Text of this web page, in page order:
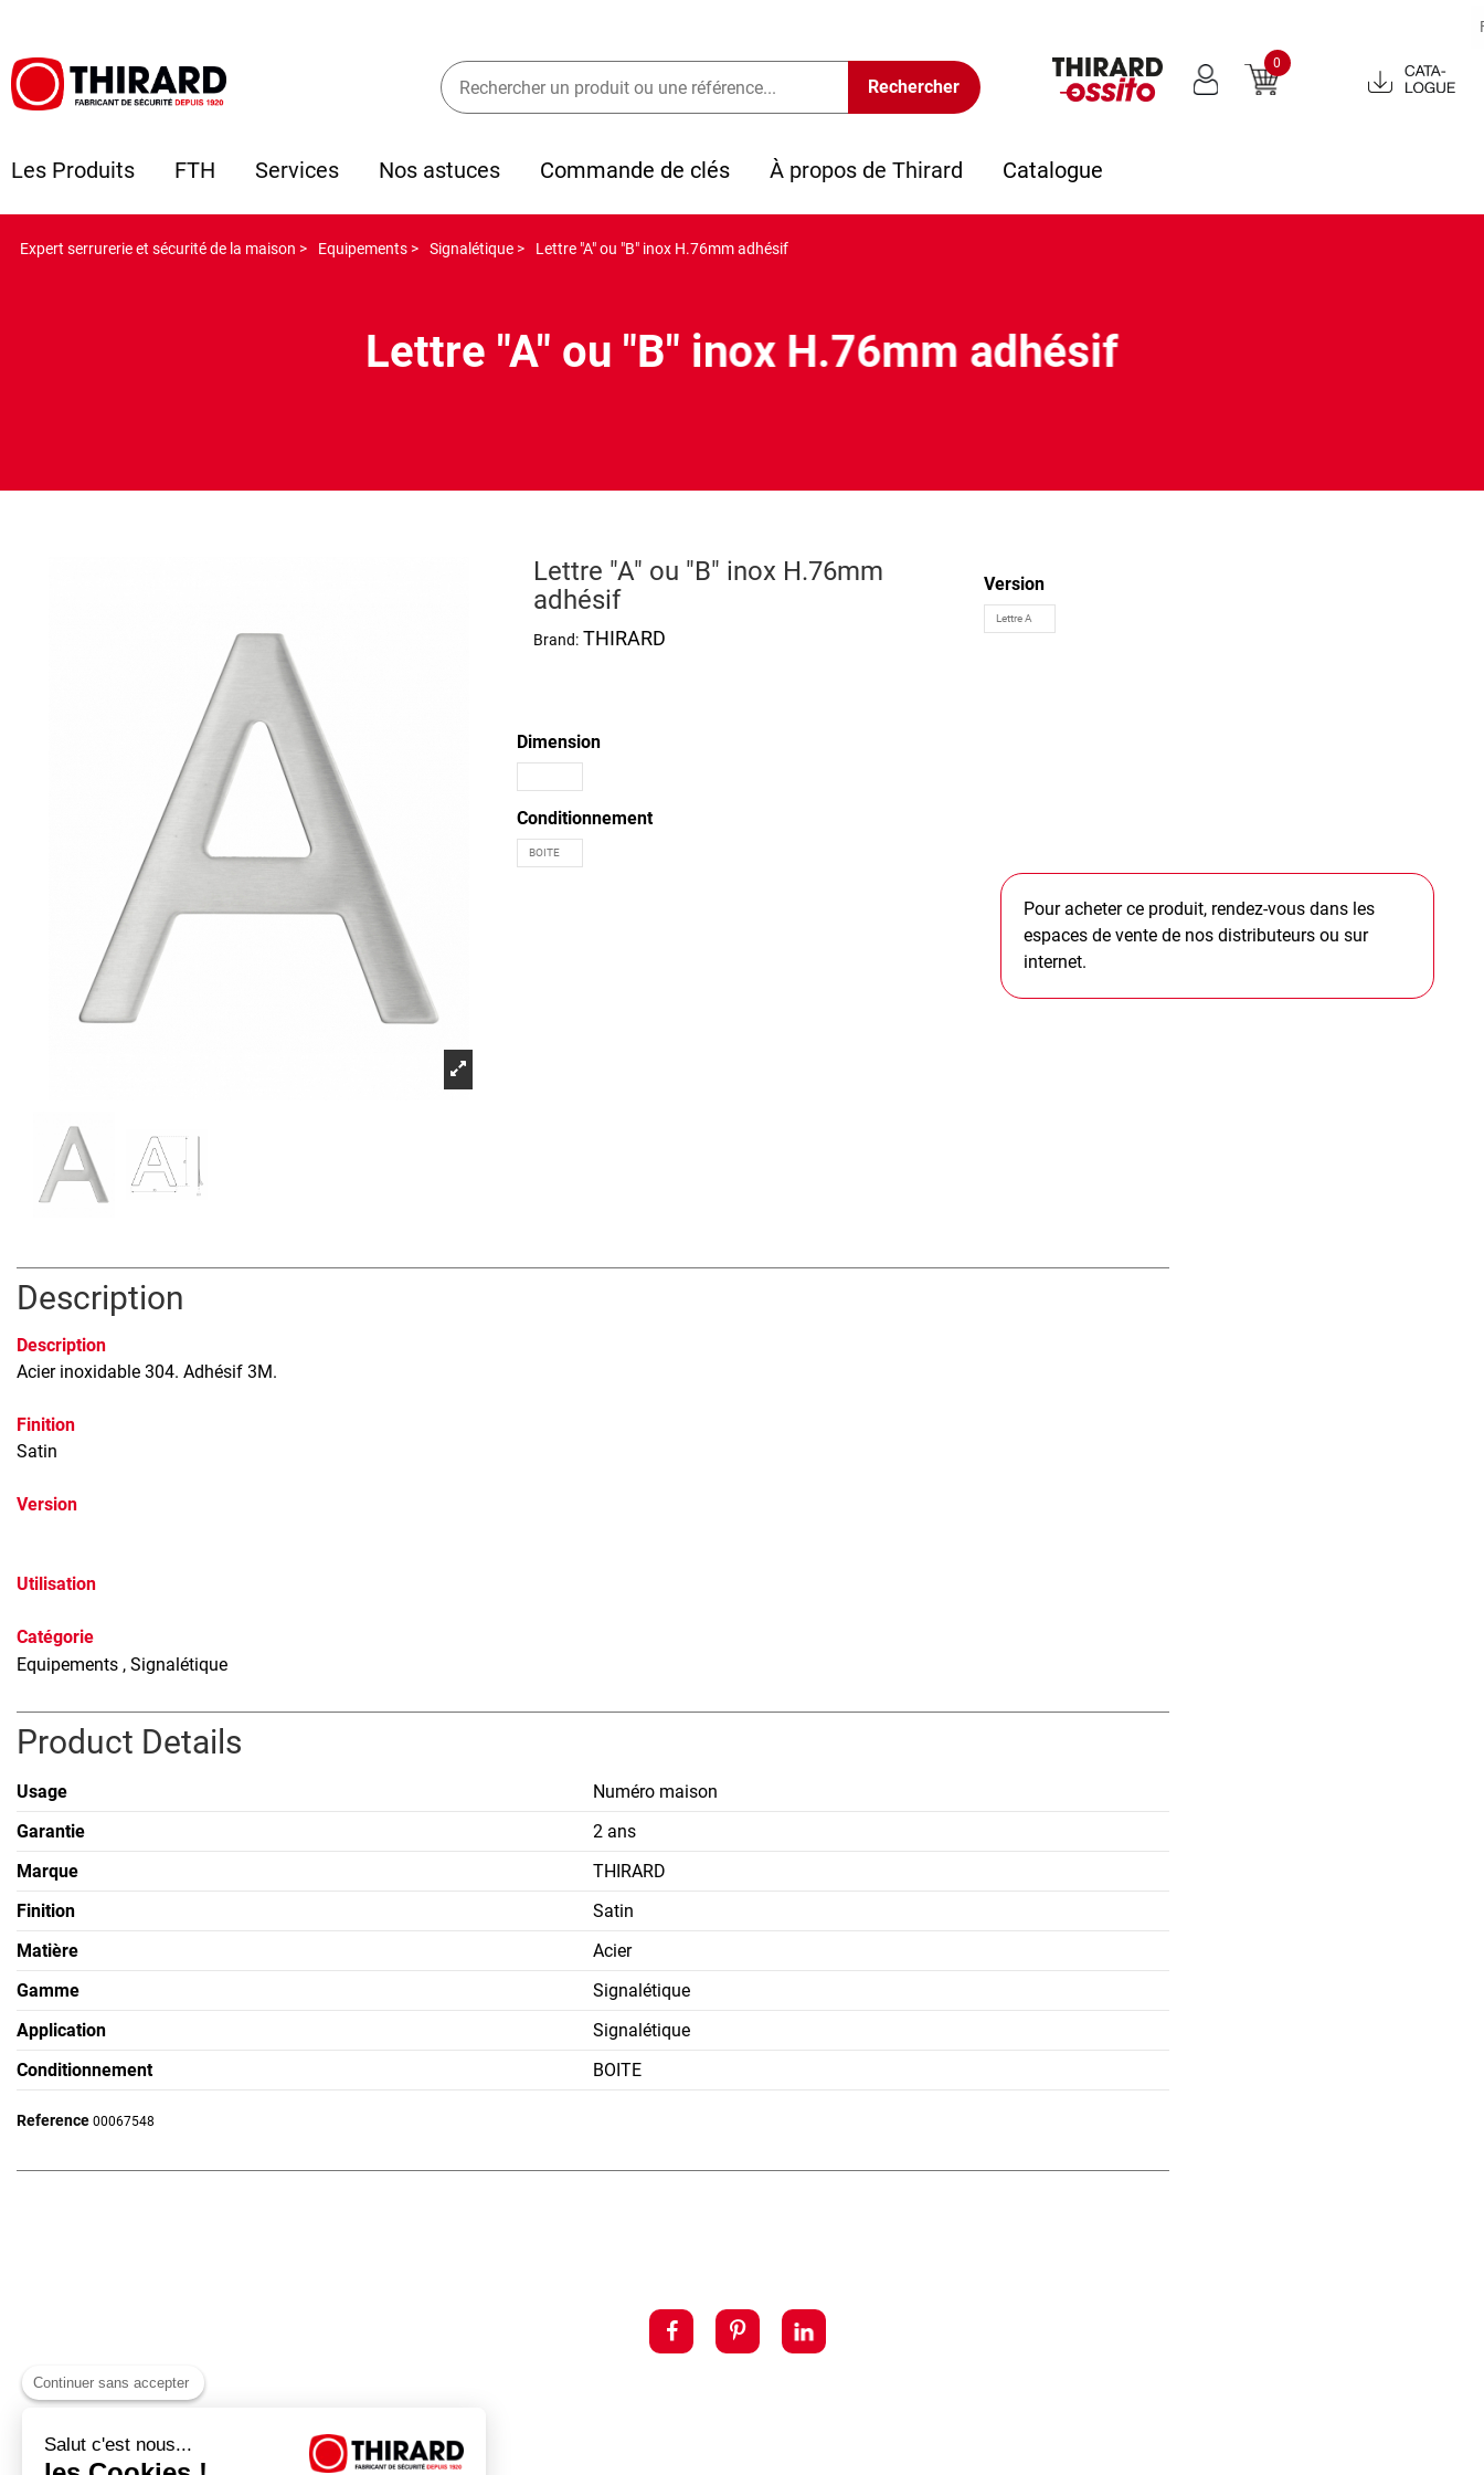
0
Catalogue
2022
Les Produits FTH Services Nos astuces Commande de clés À propos de Thirard Catalogue
Expert serrurerie et sécurité de la maison > Equipements > Signalétique > Lettre "A" ou "B" inox H.76mm adhésif
Lettre "A" ou "B" inox H.76mm adhésif
Lettre "A" ou "B" inox H.76mm
adhésif
Brand: THIRARD
Version
Dimension
Conditionnement
Pour acheter ce produit, rendez-vous dans les
espaces de vente de nos distributeurs ou sur
internet.
Description
Description
Acier inoxidable 304. Adhésif 3M.
Finition
Satin
Version
Utilisation
Catégorie
Equipements , Signalétique
Product Details
Usage
Numéro maison
Garantie
2 ans
Marque
THIRARD
Finition
Satin
Matière
Acier
Gamme
Signalétique
Application
Signalétique
Conditionnement
BOITE
Reference 00067548
Continuer sans accepter
Salut c'est nous...